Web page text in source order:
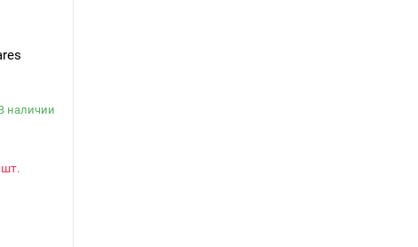
наличии